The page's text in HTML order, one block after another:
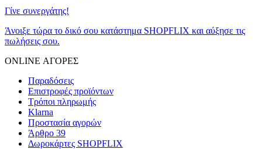
Γίνε συνεργάτης!
Άνοιξε τώρα το δικό σου κατάστημα SHOPFLIX και αύξησε τις
πωλήσεις σου.
ONLINE ΑΓΟΡΕΣ
Παραδόσεις
Επιστροφές προϊόντων
Τρόποι πληρωμής
Klarna
Προστασία αγορών
Άρθρο 39
Δωροκάρτες SHOPFLIX